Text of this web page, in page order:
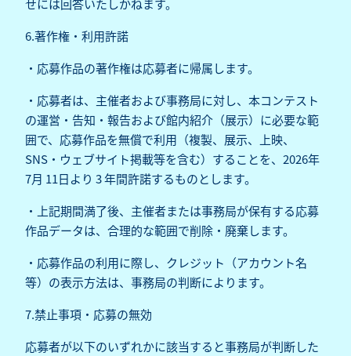
せには回答いたしかねます。
6.著作権・利用許諾
・応募作品の著作権は応募者に帰属します。
・応募者は、主催者および事務局に対し、本コンテスト
の運営・告知・報告および館内紹介（展示）に必要な範
囲で、応募作品を無償で利用（複製、展示、上映、
SNS・ウェブサイト掲載等を含む）することを、2026年
7月 11日より 3 年間許諾するものとします。
・上記期間満了後、主催者または事務局が保有する応募
作品データは、合理的な範囲で削除・廃棄します。
・応募作品の利用に際し、クレジット（アカウント名
等）の表示方法は、事務局の判断によります。
7.禁止事項・応募の無効
応募者が以下のいずれかに該当すると事務局が判断した